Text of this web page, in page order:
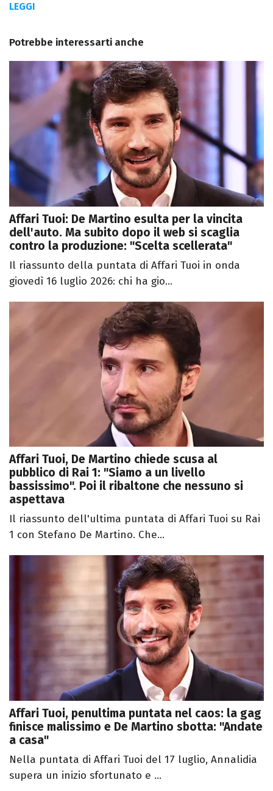
LEGGI
Potrebbe interessarti anche
Affari Tuoi: De Martino esulta per la vincita
dell'auto. Ma subito dopo il web si scaglia
contro la produzione: "Scelta scellerata"
Il riassunto della puntata di Affari Tuoi in onda
giovedì 16 luglio 2026: chi ha gio...
Affari Tuoi, De Martino chiede scusa al
pubblico di Rai 1: "Siamo a un livello
bassissimo". Poi il ribaltone che nessuno si
aspettava
Il riassunto dell'ultima puntata di Affari Tuoi su Rai
1 con Stefano De Martino. Che...
Affari Tuoi, penultima puntata nel caos: la gag
finisce malissimo e De Martino sbotta: "Andate
a casa"
Nella puntata di Affari Tuoi del 17 luglio, Annalidia
supera un inizio sfortunato e ...